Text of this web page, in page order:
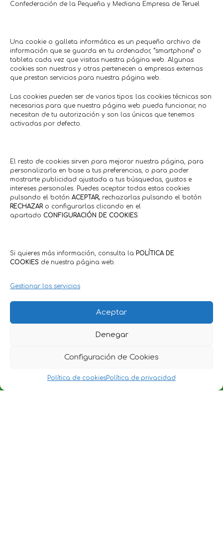
Confederación de la Pequeña y Mediana Empresa de Teruel
Una cookie o galleta informática es un pequeño archivo de
información que se guarda en tu ordenador, “smartphone” o
tableta cada vez que visitas nuestra página web. Algunas
cookies son nuestras y otras pertenecen a empresas externas
que prestan servicios para nuestra página web.
Las cookies pueden ser de varios tipos: las cookies técnicas son
necesarias para que nuestra página web pueda funcionar, no
necesitan de tu autorización y son las únicas que tenemos
activadas por defecto.
El resto de cookies sirven para mejorar nuestra página, para
personalizarla en base a tus preferencias, o para poder
mostrarte publicidad ajustada a tus búsquedas, gustos e
intereses personales. Puedes aceptar todas estas cookies
pulsando el botón ACEPTAR, rechazarlas pulsando el botón
RECHAZARo configurarlas clicando en el
apartado CONFIGURACIÓN DE COOKIES.
Si quieres más información, consulta la POLÍTICA DE
COOKIES de nuestra página web.
Gestionar los servicios
Aceptar
Denegar
Configuración de Cookies
Política de cookiesPolítica de privacidad
Aquilea gris
Otros
Mile Jardín-Hogar
Hasta: 17/07/2026
Moda •
Hasta